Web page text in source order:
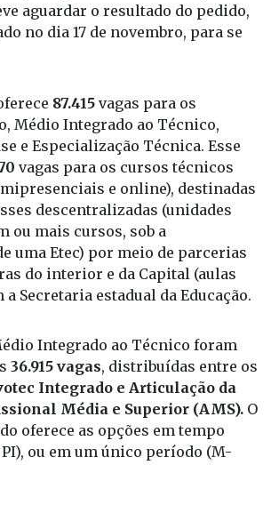
aguardar o resultado do pedido,
no dia 17 de novembro, para se
87.415 vagas para os
Médio Integrado ao Técnico,
e Especialização Técnica. Esse
vagas para os cursos técnicos
e online), destinadas
descentralizadas (unidades
ou mais cursos, sob a
uma Etec) por meio de parcerias
do interior e da Capital (aulas
a Secretaria estadual da Educação.
Integrado ao Técnico foram
36.915 vagas, distribuídas entre os
Integrado e Articulação da
Média e Superior (AMS). O
oferece as opções em tempo
ou em um único período (M-